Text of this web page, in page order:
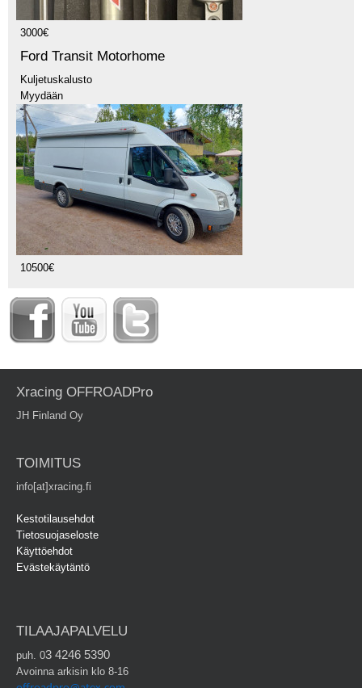
3000€
Ford Transit Motorhome
Kuljetuskalusto
Myydään
10500€
Xracing OFFROADPro
JH Finland Oy
TOIMITUS
info[at]xracing.fi
Kestotilausehdot
Tietosuojaseloste
Käyttöehdot
Evästekäytäntö
TILAAJAPALVELU
puh. 03 4246 5390
Avoinna arkisin klo 8-16